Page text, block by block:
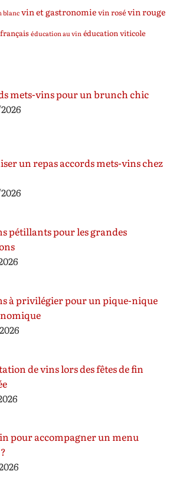
blancvin et gastronomievin rosévin rouge
éducation au vin éducation viticole
mets-vins pour un brunch chic
un repas accords mets-vins chez
pétillants pour les grandes
à privilégier pour un pique-nique
de vins lors des fêtes de fin
pour accompagner un menu